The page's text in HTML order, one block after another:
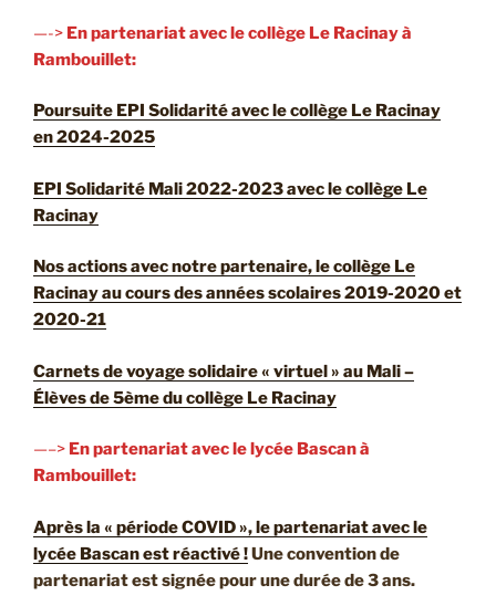
—-> En partenariat avec le collège Le Racinay à
Rambouillet:
Poursuite EPI Solidarité avec le collège Le Racinay
en 2024-2025
EPI Solidarité Mali 2022-2023 avec le collège Le
Racinay
Nos actions avec notre partenaire, le collège Le
Racinay au cours des années scolaires 2019-2020 et
2020-21
Carnets de voyage solidaire « virtuel » au Mali –
Élèves de 5ème du collège Le Racinay
—–> En partenariat avec le lycée Bascan à
Rambouillet:
Après la « période COVID », le partenariat avec le
lycée Bascan est réactivé !Une convention de
partenariat est signée pour une durée de 3 ans.